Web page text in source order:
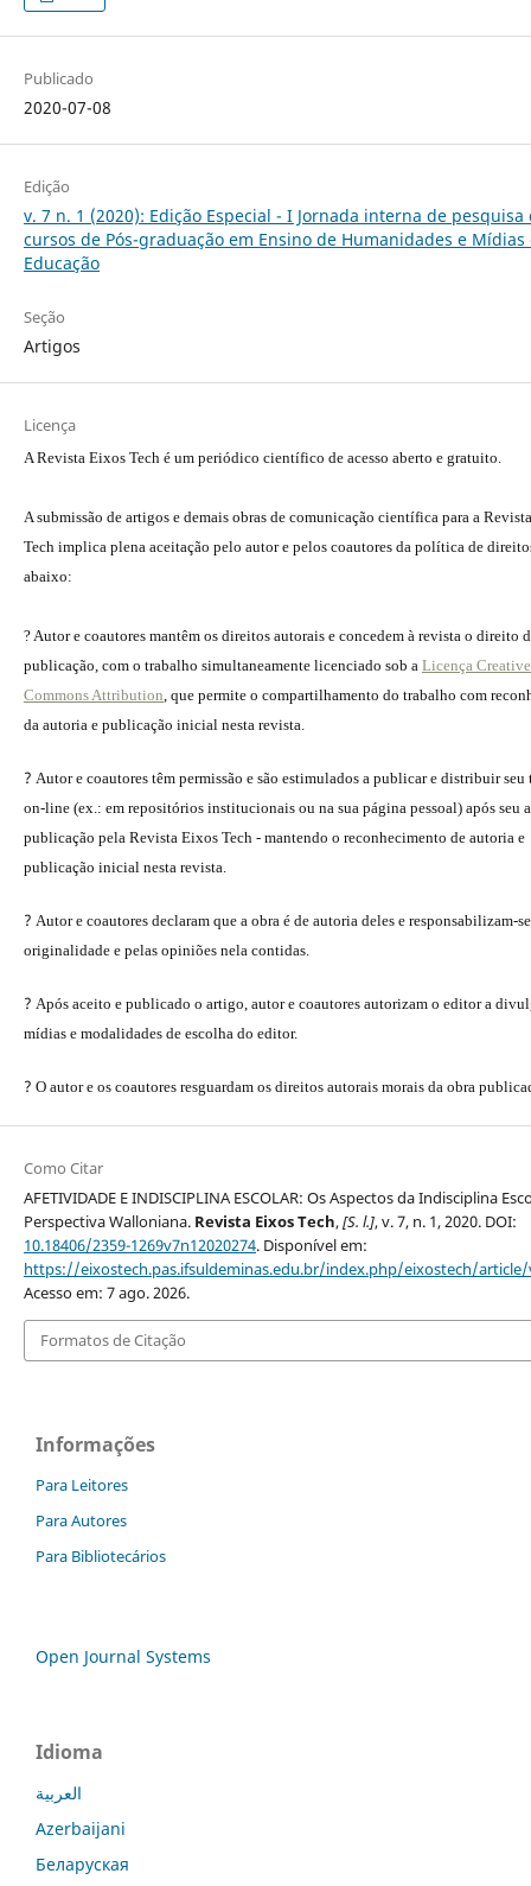
Publicado
2020-07-08
Edição
v. 7 n. 1 (2020): Edição Especial - I Jornada interna de pesquisa
cursos de Pós-graduação em Ensino de Humanidades e Mídias
Educação
Seção
Artigos
Licença
A Revista Eixos Tech é um periódico científico de acesso aberto e gratuito.
A submissão de artigos e demais obras de comunicação científica para a
Tech implica plena aceitação pelo autor e pelos coautores da política de
abaixo:
? Autor e coautores mantêm os direitos autorais e concedem à revista o direito
publicação, com o trabalho simultaneamente licenciado sob a Licença Creative
Commons Attribution , que permite o compartilhamento do trabalho com
da autoria e publicação inicial nesta revista.
? Autor e coautores têm permissão e são estimulados a publicar e distribuir seu
on-line (ex.: em repositórios institucionais ou na sua página pessoal) após seu
publicação pela Revista Eixos Tech - mantendo o reconhecimento de autoria e
publicação inicial nesta revista.
? Autor e coautores declaram que a obra é de autoria deles e responsabilizam-
originalidade e pelas opiniões nela contidas.
? Após aceito e publicado o artigo, autor e coautores autorizam o editor a
mídias e modalidades de escolha do editor.
? O autor e os coautores resguardam os direitos autorais morais da obra
Como Citar
AFETIVIDADE E INDISCIPLINA ESCOLAR: Os Aspectos da Indisciplina
Perspectiva Walloniana. Revista Eixos Tech,[S. l.], v. 7, n. 1, 2020. DOI:
10.18406/2359-1269v7n12020274. Disponível em:
https://eixostech.pas.ifsuldeminas.edu.br/index.php/eixostech/
Acesso em: 7 ago. 2026.
Formatos de Citação
Informações
Para Leitores
Para Autores
Para Bibliotecários
Open Journal Systems
Idioma
العربية
Azerbaijani
Беларуская